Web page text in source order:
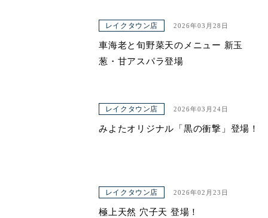
レイクタウン店 2026年03月28日
車海老と旬野菜天のメニュー 新玉
葱・甘アスパラ登場
レイクタウン店 2026年03月24日
みよたオリジナル「黒の衝撃」登場！
レイクタウン店 2026年02月23日
極上天然 穴子天 登場！